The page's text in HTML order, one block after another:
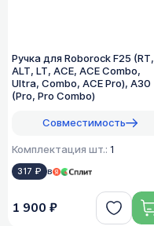
Ручка для Roborock F25 (RT,
ALT, LT, ACE, ACE Combo,
Ultra, Combo, ACE Pro), A30
(Pro, Pro Combo)
Совместимость
Комплектация шт.: 1
317 ₽ в
1 900 ₽